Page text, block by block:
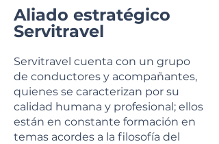
Aliado estratégico
Servitravel
Servitravel cuenta con un grupo
de conductores y acompañantes,
quienes se caracterizan por su
calidad humana y profesional; ellos
están en constante formación en
temas acordes a la filosofía del